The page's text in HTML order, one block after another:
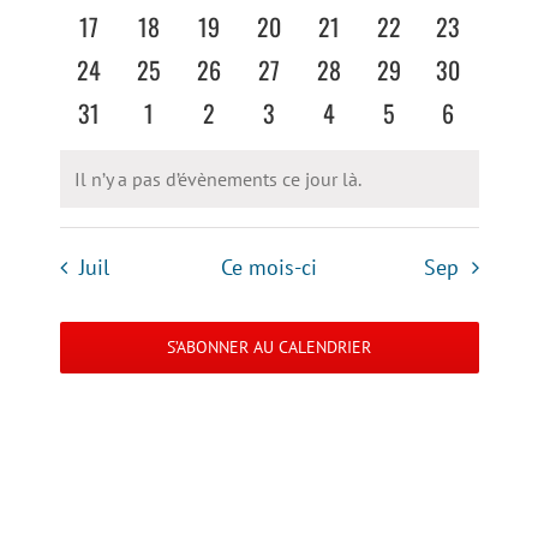
vues
évènementsévènementsévènementsévènementsévènementsévènementsévènements
0
évènements
17
0
évènements
18
0
évènements
19
0
évènements
20
0
évènements
21
0
évènements
22
0
évènements
23
0
évènements
24
0
évènements
25
0
évènements
26
0
évènements
27
0
évènements
28
0
évènements
29
0
évènements
30
0
31
0
1
0
2
0
3
0
4
0
5
0
6
Notice
Il n’y a pas d’évènements ce jour là.
Juil Ce mois-ci Sep
S’ABONNER AU CALENDRIER